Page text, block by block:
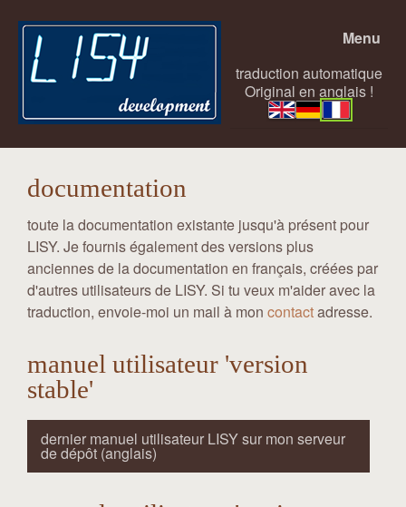
Menu
traduction automatique
Original en anglais !
documentation
toute la documentation existante jusqu'à présent pour
LISY. Je fournis également des versions plus
anciennes de la documentation en français, créées par
d'autres utilisateurs de LISY. Si tu veux m'aider avec la
traduction, envoie-moi un mail à mon contactadresse.
manuel utilisateur 'version
stable'
dernier manuel utilisateur LISY sur mon serveur
de dépôt (anglais)